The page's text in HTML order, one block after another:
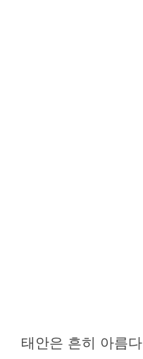
태안은 흔히 아름